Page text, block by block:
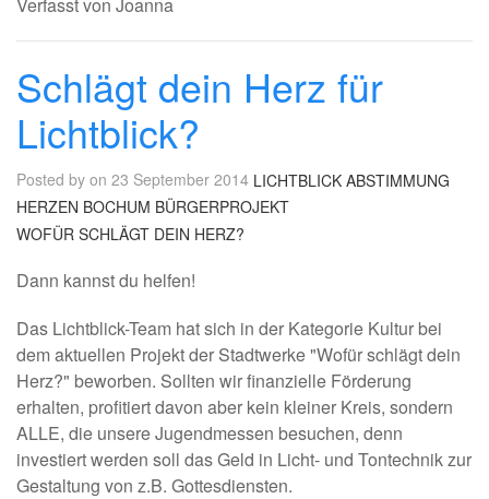
Schlägt dein Herz für
Lichtblick?
Posted by on 23 September 2014 LICHTBLICK ABSTIMMUNG
HERZEN BOCHUM BÜRGERPROJEKT
WOFÜR SCHLÄGT DEIN HERZ?
Dann kannst du helfen!
Das Lichtblick-Team hat sich in der Kategorie Kultur bei
dem aktuellen Projekt der Stadtwerke "Wofür schlägt dein
Herz?" beworben. Sollten wir finanzielle Förderung
erhalten, profitiert davon aber kein kleiner Kreis, sondern
ALLE, die unsere Jugendmessen besuchen, denn
investiert werden soll das Geld in Licht- und Tontechnik zur
Gestaltung von z.B. Gottesdiensten.